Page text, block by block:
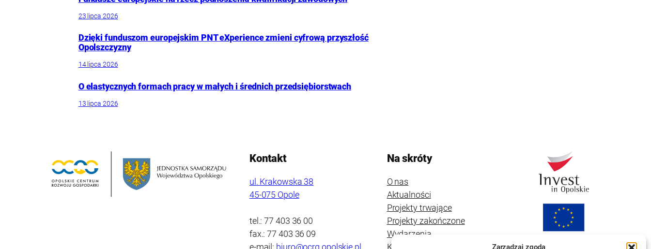
Zarządzaj zgodą
23 lipca 2026
Dzięki funduszom europejskim PNT eXperience zmieni cyfrową przyszłość
Opolszczyzny
14 lipca 2026
O elastycznych formach pracy w małych i średnich przedsiębiorstwach
13 lipca 2026
Kontakt
ul. Krakowska 38
45-075 Opole
tel.: 77 403 36 00
fax.: 77 403 36 09
e-mail: biuro@ocrg.opolskie.pl
Na skróty
O nas
Aktualności
Projekty trwające
Projekty zakończone
Wydarzenia
Kontakt